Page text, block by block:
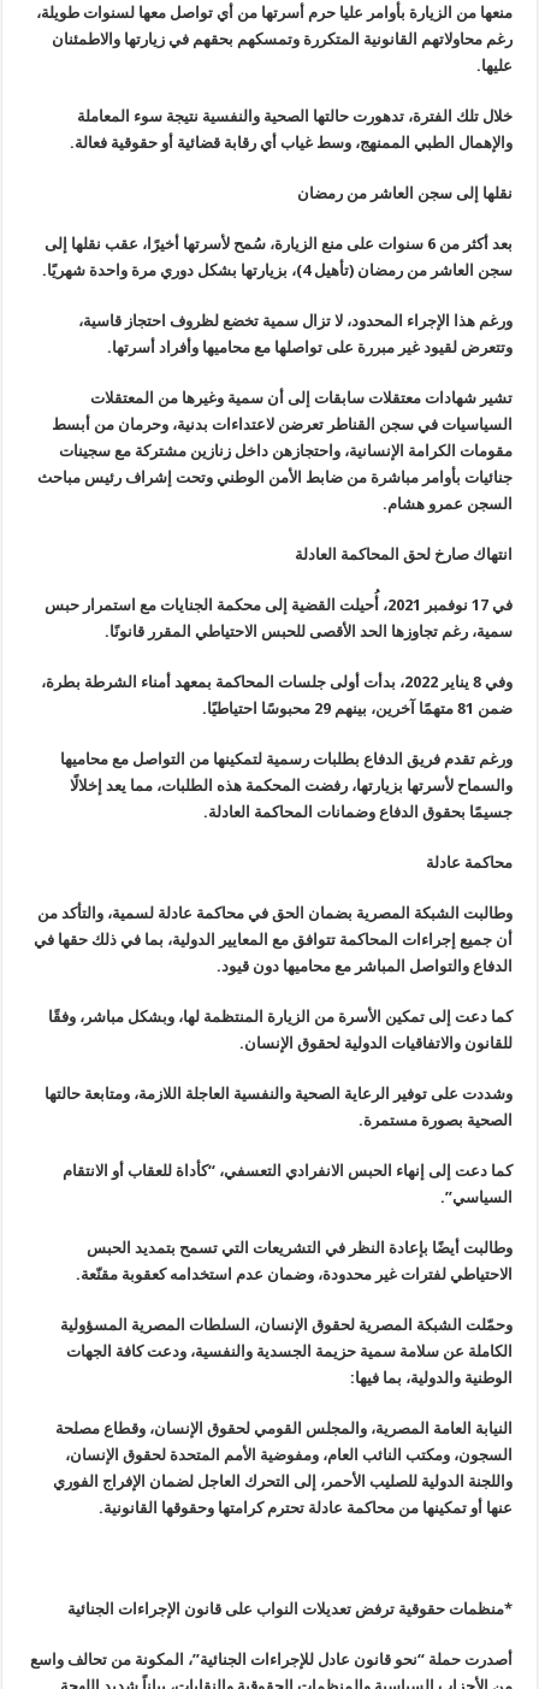
منعها من الزيارة بأوامر عليا حرم أسرتها من أي تواصل معها لسنوات طويلة،
رغم محاولاتهم القانونية المتكررة وتمسكهم بحقهم في زيارتها والاطمئنان
عليها.
خلال تلك الفترة، تدهورت حالتها الصحية والنفسية نتيجة سوء المعاملة
والإهمال الطبي الممنهج، وسط غياب أي رقابة قضائية أو حقوقية فعالة.
نقلها إلى سجن العاشر من رمضان
بعد أكثر من 6 سنوات على منع الزيارة، سُمح لأسرتها أخيرًا، عقب نقلها إلى
سجن العاشر من رمضان (تأهيل 4)، بزيارتها بشكل دوري مرة واحدة شهريًا.
ورغم هذا الإجراء المحدود، لا تزال سمية تخضع لظروف احتجاز قاسية،
وتتعرض لقيود غير مبررة على تواصلها مع محاميها وأفراد أسرتها.
تشير شهادات معتقلات سابقات إلى أن سمية وغيرها من المعتقلات
السياسيات في سجن القناطر تعرضن لاعتداءات بدنية، وحرمان من أبسط
مقومات الكرامة الإنسانية، واحتجازهن داخل زنازين مشتركة مع سجينات
جنائيات بأوامر مباشرة من ضابط الأمن الوطني وتحت إشراف رئيس مباحث
السجن عمرو هشام.
انتهاك صارخ لحق المحاكمة العادلة
في 17 نوفمبر 2021، أُحيلت القضية إلى محكمة الجنايات مع استمرار حبس
سمية، رغم تجاوزها الحد الأقصى للحبس الاحتياطي المقرر قانونًا.
وفي 8 يناير 2022، بدأت أولى جلسات المحاكمة بمعهد أمناء الشرطة بطرة،
ضمن 81 متهمًا آخرين، بينهم 29 محبوسًا احتياطيًا.
ورغم تقدم فريق الدفاع بطلبات رسمية لتمكينها من التواصل مع محاميها
والسماح لأسرتها بزيارتها، رفضت المحكمة هذه الطلبات، مما يعد إخلالًا
جسيمًا بحقوق الدفاع وضمانات المحاكمة العادلة.
محاكمة عادلة
وطالبت الشبكة المصرية بضمان الحق في محاكمة عادلة لسمية، والتأكد من
أن جميع إجراءات المحاكمة تتوافق مع المعايير الدولية، بما في ذلك حقها في
الدفاع والتواصل المباشر مع محاميها دون قيود.
كما دعت إلى تمكين الأسرة من الزيارة المنتظمة لها، وبشكل مباشر، وفقًا
للقانون والاتفاقيات الدولية لحقوق الإنسان.
وشددت على توفير الرعاية الصحية والنفسية العاجلة اللازمة، ومتابعة حالتها
الصحية بصورة مستمرة.
كما دعت إلى إنهاء الحبس الانفرادي التعسفي، “كأداة للعقاب أو الانتقام
السياسي”.
وطالبت أيضًا بإعادة النظر في التشريعات التي تسمح بتمديد الحبس
الاحتياطي لفترات غير محدودة، وضمان عدم استخدامه كعقوبة مقنّعة.
وحمّلت الشبكة المصرية لحقوق الإنسان، السلطات المصرية المسؤولية
الكاملة عن سلامة سمية حزيمة الجسدية والنفسية، ودعت كافة الجهات
الوطنية والدولية، بما فيها:
النيابة العامة المصرية، والمجلس القومي لحقوق الإنسان، وقطاع مصلحة
السجون، ومكتب النائب العام، ومفوضية الأمم المتحدة لحقوق الإنسان،
واللجنة الدولية للصليب الأحمر، إلى التحرك العاجل لضمان الإفراج الفوري
عنها أو تمكينها من محاكمة عادلة تحترم كرامتها وحقوقها القانونية.
*منظمات حقوقية ترفض تعديلات النواب على قانون الإجراءات الجنائية
أصدرت حملة “نحو قانون عادل للإجراءات الجنائية”، المكونة من تحالف واسع